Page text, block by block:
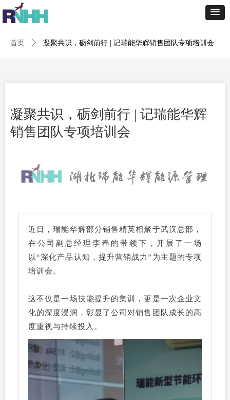
近日，瑞能华辉部分销售精英相聚于武汉总部，
在公司副总经理李春的带领下，开展了一场
以“深化产品认知，提升营销战力”为主题的专项
培训会。
这不仅是一场技能提升的集训，更是一次企业文
化的深度浸润，彰显了公司对销售团队成长的高
度重视与持续投入。
凝聚共识，砺剑前行 | 记瑞能华辉
销售团队专项培训会
首页 ꄲ 凝聚共识，砺剑前行 | 记瑞能华辉销售团队专项培训会